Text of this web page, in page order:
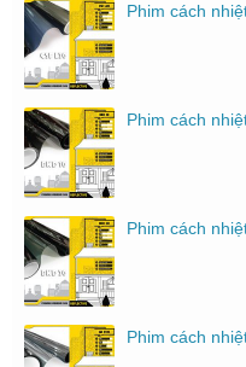
Phim cách
Phim cách
Phim cách
Phim cách